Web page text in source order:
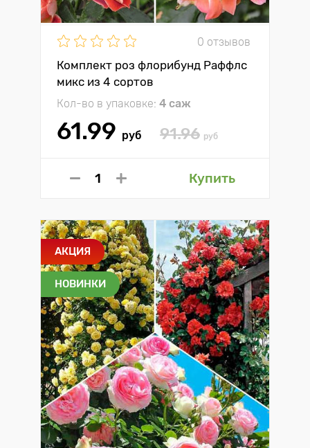
0 отзывов
Комплект роз флорибунд Раффлс
микс из 4 сортов
Кол-во в упаковке: 4 саж
61.99 руб 91.96 руб
Купить
АКЦИЯ
НОВИНКИ